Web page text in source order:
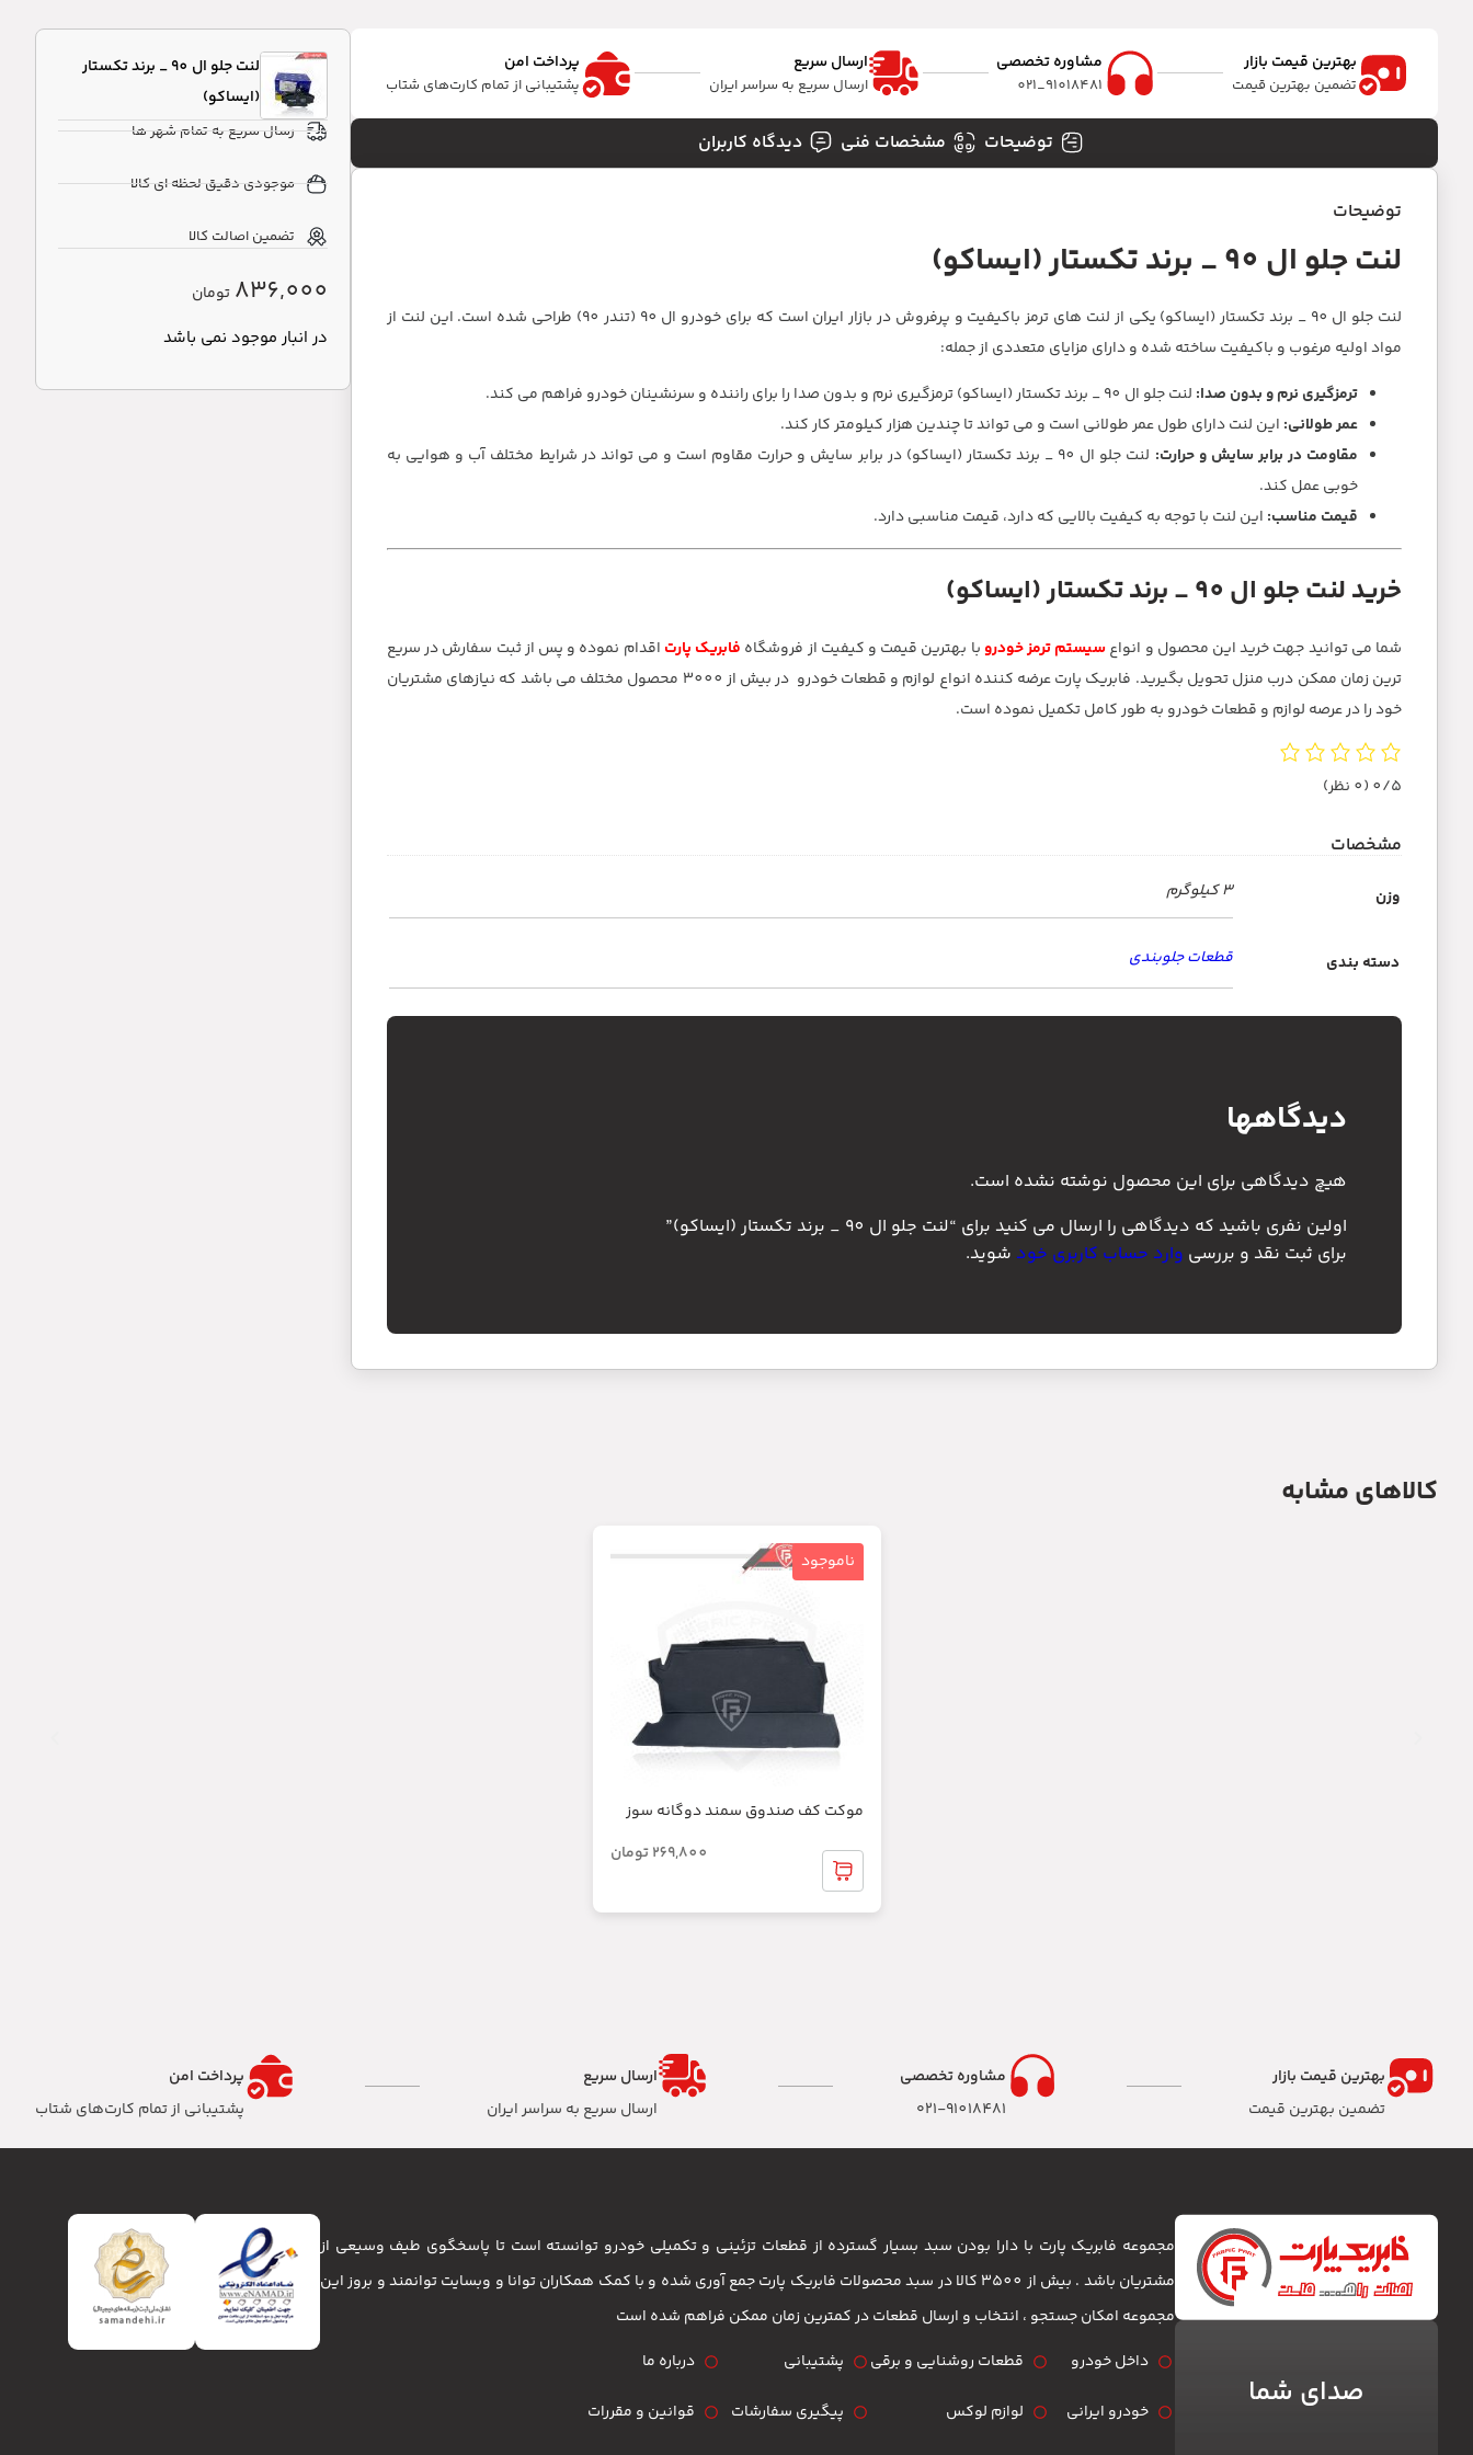
بهترین قیمت بازار
تضمین بهترین قیمت
مشاوره تخصصی
91018481_021
ارسال سریع
ارسال سریع به سراسر ایران
پرداخت امن
پشتیبانی از تمام کارت‌های شتاب
توضیحات مشخصات فنی دیدگاه کاربران
توضیحات
لنت جلو ال 90 _ برند تکستار (ایساکو)
لنت جلو ال 90 _ برند تکستار (ایساکو) یکی از لنت های ترمز باکیفیت و پرفروش در بازار ایران است که برای خودرو ال 90 (تندر 90) طراحی شده است. این لنت از
مواد اولیه مرغوب و باکیفیت ساخته شده و دارای مزایای متعددی از جمله:
ترمزگیری نرم و بدون صدا: لنت جلو ال 90 _ برند تکستار (ایساکو) ترمزگیری نرم و بدون صدا را برای راننده و سرنشینان خودرو فراهم می کند.
عمر طولانی: این لنت دارای طول عمر طولانی است و می تواند تا چندین هزار کیلومتر کار کند.
مقاومت در برابر سایش و حرارت:
لنت جلو ال 90 _ برند تکستار (ایساکو) در برابر سایش و حرارت مقاوم است و می تواند در شرایط مختلف آب و هوایی به
خوبی عمل کند.
قیمت مناسب: این لنت با توجه به کیفیت بالایی که دارد، قیمت مناسبی دارد.
خرید لنت جلو ال 90 _ برند تکستار (ایساکو)
شما می توانید جهت خرید این محصول و انواعسیستم ترمز خودروبا بهترین قیمت و کیفیت از فروشگاه فابریک پارت اقدام نموده و پس از ثبت سفارش در سریع
ترین زمان ممکن درب منزل تحویل بگیرید. فابریک پارت عرضه کننده انواع لوازم و قطعات خودرو در بیش از 3000 محصول مختلف می باشد که نیازهای مشتریان
خود را در عرصه لوازم و قطعات خودرو به طور کامل تکمیل نموده است.
0/5 (0 نظر)
مشخصات
وزن 3 کیلوگرم
دسته بندی قطعات جلوبندی
دیدگاهها
هیچ دیدگاهی برای این محصول نوشته نشده است.
اولین نفری باشید که دیدگاهی را ارسال می کنید برای “لنت جلو ال 90 _ برند تکستار (ایساکو)”
برای ثبت نقد و بررسی وارد حساب کاربری خود شوید.
لنت جلو ال 90 _ برند تکستار
(ایساکو)
رسال سریع به تمام شهر ها
موجودی دقیق لحظه ای کالا
تضمین اصالت کالا
836,000 تومان
در انبار موجود نمی باشد
کالاهای مشابه
ناموجود
موکت کف صندوق سمند دوگانه سوز
269,800 تومان
بهترین قیمت بازار
تضمین بهترین قیمت
مشاوره تخصصی
۰۲۱-91018481
ارسال سریع
ارسال سریع به سراسر ایران
پرداخت امن
پشتیبانی از تمام کارت‌های شتاب
صدای شما
مجموعه فابریک پارت با دارا بودن سبد بسیار گسترده از قطعات تزئینی و تکمیلی خودرو توانسته است تا پاسخگوی طیف وسیعی از
مشتریان باشد . بیش از 3500 کالا در سبد محصولات فابریک پارت جمع آوری شده و با کمک همکاران توانا و وبسایت توانمند و بروز این
مجموعه امکان جستجو ، انتخاب و ارسال قطعات در کمترین زمان ممکن فراهم شده است
داخل خودرو
خودرو ایرانی
قطعات روشنایی و برقی
لوازم لوکس
پشتیبانی
پیگیری سفارشات
درباره ما
قوانین و مقررات